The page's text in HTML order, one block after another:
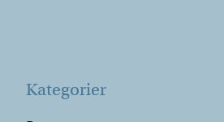
Kategorier